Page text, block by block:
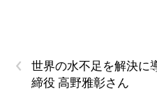
‹
世界の水不足を解決に
締役 高野雅彰さん